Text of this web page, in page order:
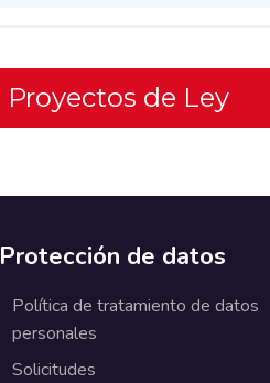
de Ley
Protección de datos
Política de tratamiento de datos
personales
Solicitudes